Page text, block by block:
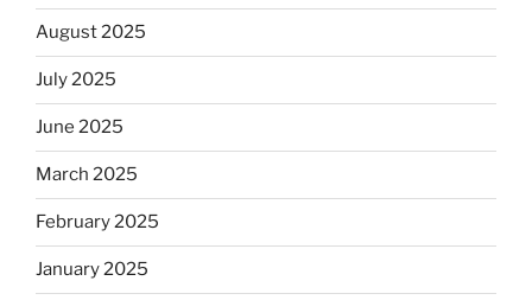
August 2025
July 2025
June 2025
March 2025
February 2025
January 2025